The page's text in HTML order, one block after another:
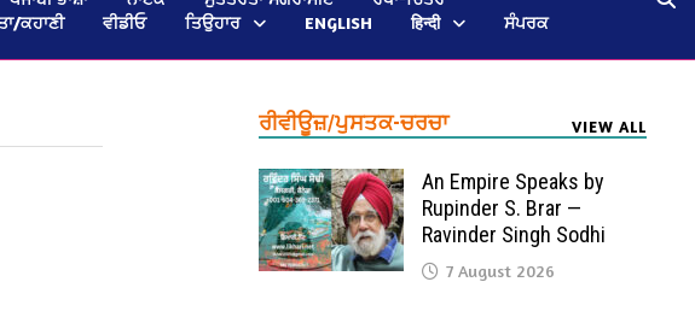
ਕਹਾਣੀ ਵੀਡੀਓ ਤਿਉਹਾਰ ENGLISH हिन्दी
ਸੰਪਰਕ
ਰੀਵੀਊਜ਼/ਪੁਸਤਕ-ਚਰਚਾ VIEW ALL
An Empire Speaks by
Rupinder S. Brar —
Ravinder Singh Sodhi
7 August 2026